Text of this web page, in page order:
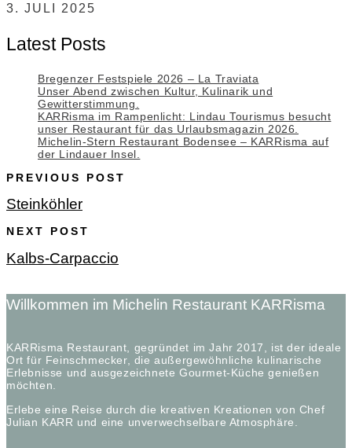
3. JULI 2025
Latest Posts
Bregenzer Festspiele 2026 – La Traviata
Unser Abend zwischen Kultur, Kulinarik und
Gewitterstimmung.
KARRisma im Rampenlicht: Lindau Tourismus besucht
unser Restaurant für das Urlaubsmagazin 2026.
Michelin-Stern Restaurant Bodensee – KARRisma auf
der Lindauer Insel.
PREVIOUS POST
Steinköhler
NEXT POST
Kalbs-Carpaccio
Willkommen im Michelin Restaurant KARRisma
KARRisma Restaurant, gegründet im Jahr 2017, ist der ideale
Ort für Feinschmecker, die außergewöhnliche kulinarische
Erlebnisse und ausgezeichnete Gourmet-Küche genießen
möchten.
Erlebe eine Reise durch die kreativen Kreationen von Chef
Julian KARR und eine unverwechselbare Atmosphäre.